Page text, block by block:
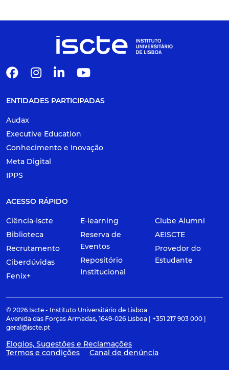
ENTIDADES PARTICIPADAS
Audax
Executive Education
Conhecimento e Inovação
Meta Digital
IPPS
ACESSO RÁPIDO
Ciência-Iscte
Biblioteca
Recrutamento
Ciberdúvidas
Fenix+
E-learning
Reserva de
Eventos
Repositório
Institucional
Clube Alumni
AEISCTE
Provedor do
Estudante
© 2026 Iscte - Instituto Universitário de Lisboa
Avenida das Forças Armadas, 1649-026 Lisboa | +351 217 903 000 |
geral@iscte.pt
Elogios, Sugestões e Reclamações
Termos e condições
Canal de denúncia